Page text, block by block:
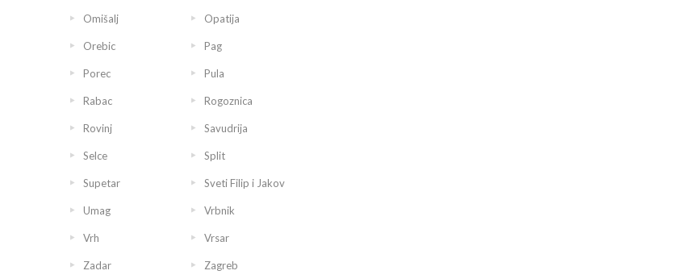
Omišalj Opatija
Orebic Pag
Porec Pula
Rabac Rogoznica
Rovinj Savudrija
Selce Split
Supetar Sveti Filip i Jakov
Umag Vrbnik
Vrh Vrsar
Zadar Zagreb